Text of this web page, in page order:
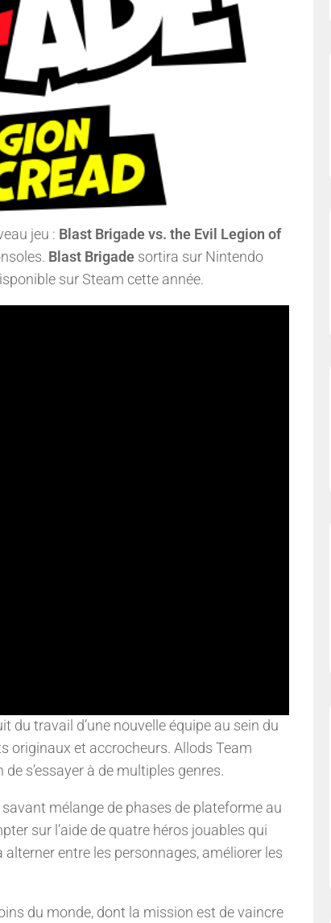
jeu : Blast Brigade vs. the Evil Legion of
Blast Brigade sortira sur Nintendo
sur Steam cette année.
du travail d’une nouvelle équipe au sein du
originaux et accrocheurs. Allods Team
s’essayer à de multiples genres.
mélange de phases de plateforme au
sur l’aide de quatre héros jouables qui
entre les personnages, améliorer les
du monde, dont la mission est de vaincre